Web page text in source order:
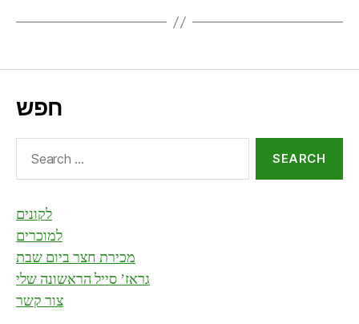
חפש
לקונים
למוכרים
מכירת חצר ביום שבת
גראז’ סייל הראשונה שלי
צור קשר